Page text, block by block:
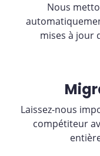
Nous
mises à jour
Laissez-nous
compétiteur